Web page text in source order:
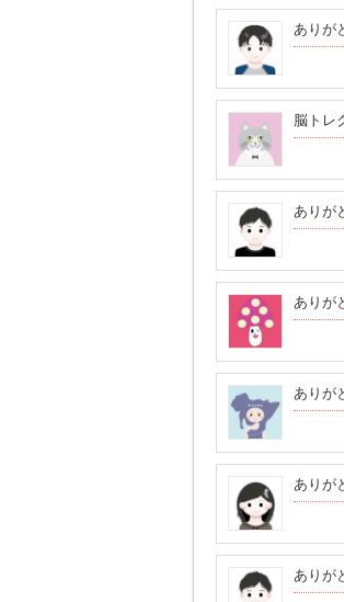
ありが
脳トレ
ありが
ありが
ありが
ありが
ありが